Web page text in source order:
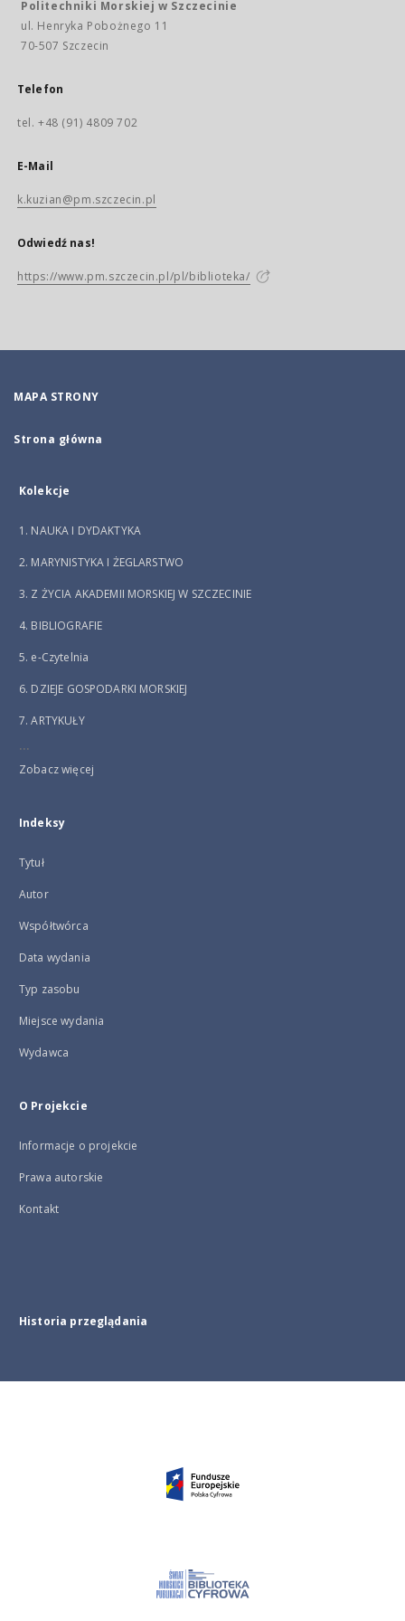
Politechniki Morskiej w Szczecinie
ul. Henryka Pobożnego 11
70-507 Szczecin
Telefon
tel. +48 (91) 4809 702
E-Mail
k.kuzian@pm.szczecin.pl
Odwiedź nas!
https://www.pm.szczecin.pl/pl/biblioteka/
MAPA STRONY
Strona główna
Kolekcje
1. NAUKA I DYDAKTYKA
2. MARYNISTYKA I ŻEGLARSTWO
3. Z ŻYCIA AKADEMII MORSKIEJ W SZCZECINIE
4. BIBLIOGRAFIE
5. e-Czytelnia
6. DZIEJE GOSPODARKI MORSKIEJ
7. ARTYKUŁY
...
Zobacz więcej
Indeksy
Tytuł
Autor
Współtwórca
Data wydania
Typ zasobu
Miejsce wydania
Wydawca
O Projekcie
Informacje o projekcie
Prawa autorskie
Kontakt
Historia przeglądania